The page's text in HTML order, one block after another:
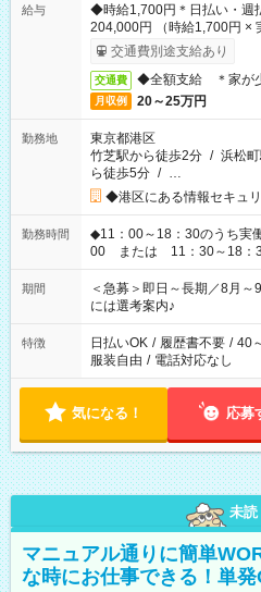
給与
◆時給1,700円＊日払い・週
204,000円 （時給1,700円 ×
交通費別途支給あり
交通費 ◆全額支給 ＊家が
月収例 20～25万円
勤務地
東京都港区
竹芝駅から徒歩2分 / 浜松
ら徒歩5分 / …
◆港区にある情報セキュ
勤務時間
◆11：00～18：30のうち実
00 または 11：30～18：30 。*。ブランクOK！。*
ば前職が、 在宅/財団法人/
スタッフ スイーツ販売/ホ
業界から入社して活躍されて
期間
＜急募＞即日～長期／8月～
には選考案内♪
特徴 日払いOK / 履歴書不要 / 40
服装自由 / 電話対応なし
気になる！ 応募
未読
マニュアル通りに簡単
な時にお仕事できる！単